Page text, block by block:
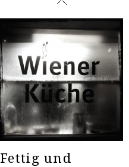
Fettig und